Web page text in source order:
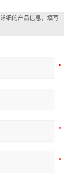
细的产品信息，填写